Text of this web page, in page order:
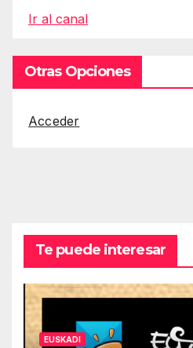
Ir al canal
Otras Opciones
Acceder
Te puede interesar
EUSKADI